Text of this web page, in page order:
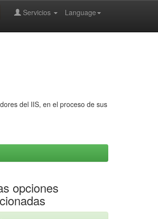
Language
Servicios
del IIS, en el proceso de sus
opciones